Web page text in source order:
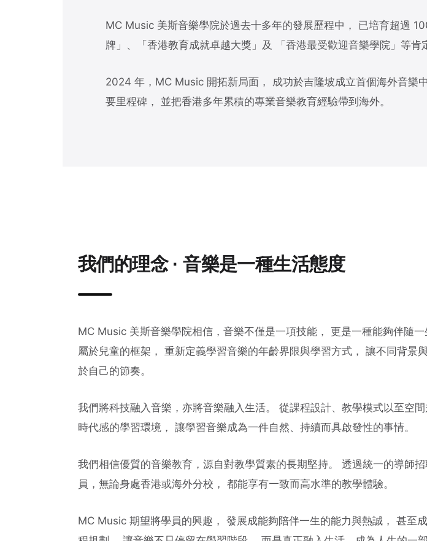
MC Music 美斯音樂學院於過去十多年的發展歷程中， 已培育超過
牌」、「香港教育成就卓越大獎」及 「香港最受歡迎音樂學院」等肯
2024 年，MC Music 開拓新局面， 成功於吉隆坡成立首個海外音樂
要里程碑， 並把香港多年累積的專業音樂教育經驗帶到海外。
我們的理念 · 音樂是一種生活態度
MC Music 美斯音樂學院相信，音樂不僅是一項技能， 更是一種能夠伴隨
屬於兒童的框架， 重新定義學習音樂的年齡界限與學習方式， 讓不同背景
於自己的節奏。
我們將科技融入音樂，亦將音樂融入生活。 從課程設計、教學模式以至空
時代感的學習環境， 讓學習音樂成為一件自然、持續而具啟發性的事情。
我們相信優質的音樂教育，源自對教學質素的長期堅持。 透過統一的導師
員，無論身處香港或海外分校， 都能享有一致而高水準的教學體驗。
MC Music 期望將學員的興趣， 發展成能夠陪伴一生的能力與熱誠， 甚至